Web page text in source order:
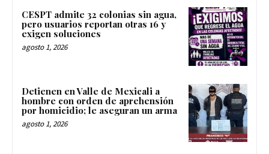
CESPT admite 32 colonias sin agua,
pero usuarios reportan otras 16 y
exigen soluciones
agosto 1, 2026
Detienen en Valle de Mexicali a
hombre con orden de aprehensión
por homicidio; le aseguran un arma
agosto 1, 2026